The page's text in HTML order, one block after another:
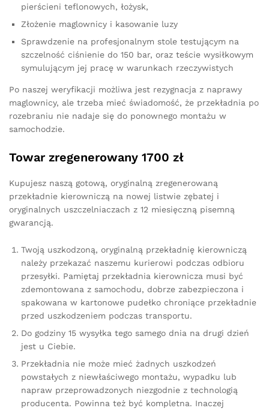
pierścieni teflonowych, łożysk,
Złożenie maglownicy i kasowanie luzy
Sprawdzenie na profesjonalnym stole testującym na
szczelność ciśnienie do 150 bar, oraz teście wysiłkowym
symulującym jej pracę w warunkach rzeczywistych
Po naszej weryfikacji możliwa jest rezygnacja z naprawy
maglownicy, ale trzeba mieć świadomość, że przekładnia po
rozebraniu nie nadaje się do ponownego montażu w
samochodzie.
Towar zregenerowany 1700 zł
Kupujesz naszą gotową, oryginalną zregenerowaną
przekładnie kierowniczą na nowej listwie zębatej i
oryginalnych uszczelniaczach z 12 miesięczną pisemną
gwarancją.
Twoją uszkodzoną, oryginalną przekładnię kierowniczą
należy przekazać naszemu kurierowi podczas odbioru
przesyłki. Pamiętaj przekładnia kierownicza musi być
zdemontowana z samochodu, dobrze zabezpieczona i
spakowana w kartonowe pudełko chroniące przekładnie
przed uszkodzeniem podczas transportu.
Do godziny 15 wysyłka tego samego dnia na drugi dzień
jest u Ciebie.
Przekładnia nie może mieć żadnych uszkodzeń
powstałych z niewłaściwego montażu, wypadku lub
napraw przeprowadzonych niezgodnie z technologią
producenta. Powinna też być kompletna. Inaczej